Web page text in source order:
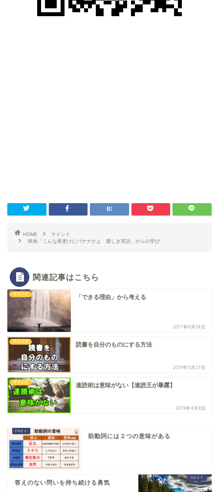
HOME
マインド
映画「こんな夜更けにバナナかよ 愛しき実話」からの学び
関連記事はこちら
マインド 「できる理由」から考える
2017年9月24日
マインド 読書を自分のものにする方法
2019年5月27日
マインド 速読術は意味がない︎【速読王が暴露】
2019年4月8日
助動詞には２つの意味がある
答えのない問いを持ち続ける勇気